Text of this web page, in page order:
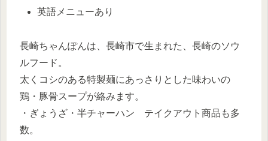
英語メニューあり
長崎ちゃんぽんは、長崎市で生まれた、長崎のソウ
ルフード。
太くコシのある特製麺にあっさりとした味わいの
鶏・豚骨スープが絡みます。
・ぎょうざ・半チャーハン テイクアウト商品も多
数。